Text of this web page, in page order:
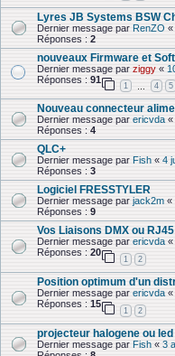
Lyres JB Systems BSW
Dernier message par RenZO «
Réponses : 2
nouveaux Firmware et
Dernier message par ziggy «
Réponses : 91
1 4 5
Nouveau connecteur
Dernier message par ericvda«
Réponses : 4
QLC+
Dernier message par Fish « 4
Réponses : 3
Logiciel FRESSTYLER
Dernier message par jack2m «
Réponses : 9
Vos Liaisons DMX ou
Dernier message par ericvda«
Réponses : 20
1 2
Position optimum d'un
Dernier message par ericvda «
Réponses : 15
1 2
projecteur halogene ou led
Dernier message par Fish « 3